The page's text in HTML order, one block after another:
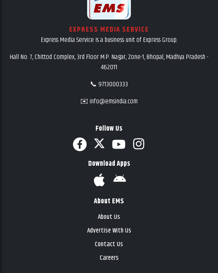
EXPRESS MEDIA SERVICE
Express Media Service is a business unit of Express Group.
Hall No. 7, Chittod Complex, 3rd Floor M.P. Nagar, Zone-1, Bhopal, Madhya Pradesh -
462011
📞 9713000333
✉️ info@emsindia.com
Follow Us
Download Apps
About EMS
About Us
Advertise With Us
Contact Us
Careers